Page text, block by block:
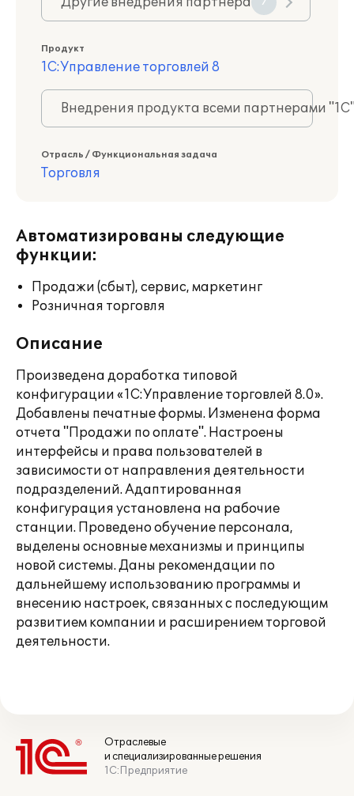
Продукт
1С:Управление торговлей 8
Внедрения продукта всеми партнерами
Отрасль / Функциональная задача
Торговля
Автоматизированы следующие
функции:
Продажи (сбыт), сервис, маркетинг
Розничная торговля
Описание
Произведена доработка типовой
конфигурации «1С:Управление торговлей 8.0».
Добавлены печатные формы. Изменена форма
отчета "Продажи по оплате". Настроены
интерфейсы и права пользователей в
зависимости от направления деятельности
подразделений. Адаптированная
конфигурация установлена на рабочие
станции. Проведено обучение персонала,
выделены основные механизмы и принципы
новой системы. Даны рекомендации по
дальнейшему использованию программы и
внесению настроек, связанных с последующим
развитием компании и расширением торговой
деятельности.
Отраслевые
и специализированные решения
1С:Предприятие